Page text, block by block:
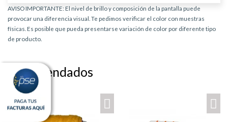
AVISO IMPORTANTE: El nivel de brillo y composición de la pantalla puede
provocar una diferencia visual. Te pedimos verificar el color con muestras
físicas. Es posible que pueda presentarse variación de color por diferente tipo
de producto.
Recomendados